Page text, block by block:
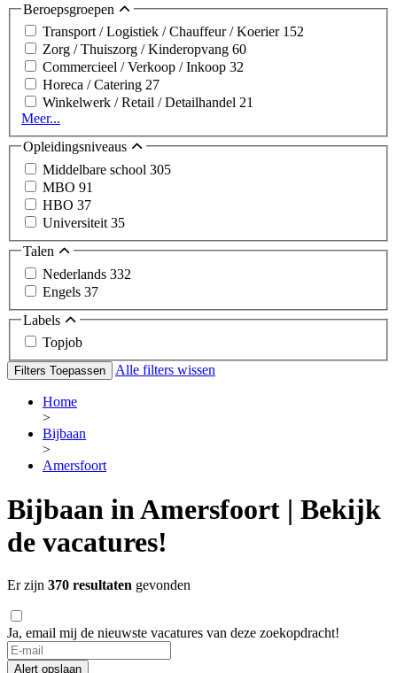
Beroepsgroepen
Transport / Logistiek / Chauffeur / Koerier 152
Zorg / Thuiszorg / Kinderopvang 60
Commercieel / Verkoop / Inkoop 32
Horeca / Catering 27
Winkelwerk / Retail / Detailhandel 21
Meer...
Opleidingsniveaus
Middelbare school 305
MBO 91
HBO 37
Universiteit 35
Talen
Nederlands 332
Engels 37
Labels
Topjob
Filters Toepassen Alle filters wissen
Home
>
Bijbaan
>
Amersfoort
Bijbaan in Amersfoort | Bekijk
de vacatures!
Er zijn 370 resultaten gevonden
Ja, email mij de nieuwste vacatures van deze zoekopdracht!
Alert opslaan